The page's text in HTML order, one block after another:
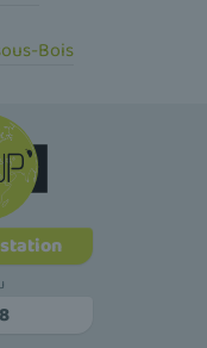
Bois